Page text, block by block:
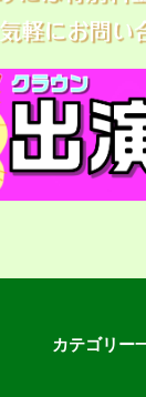
カテゴリー